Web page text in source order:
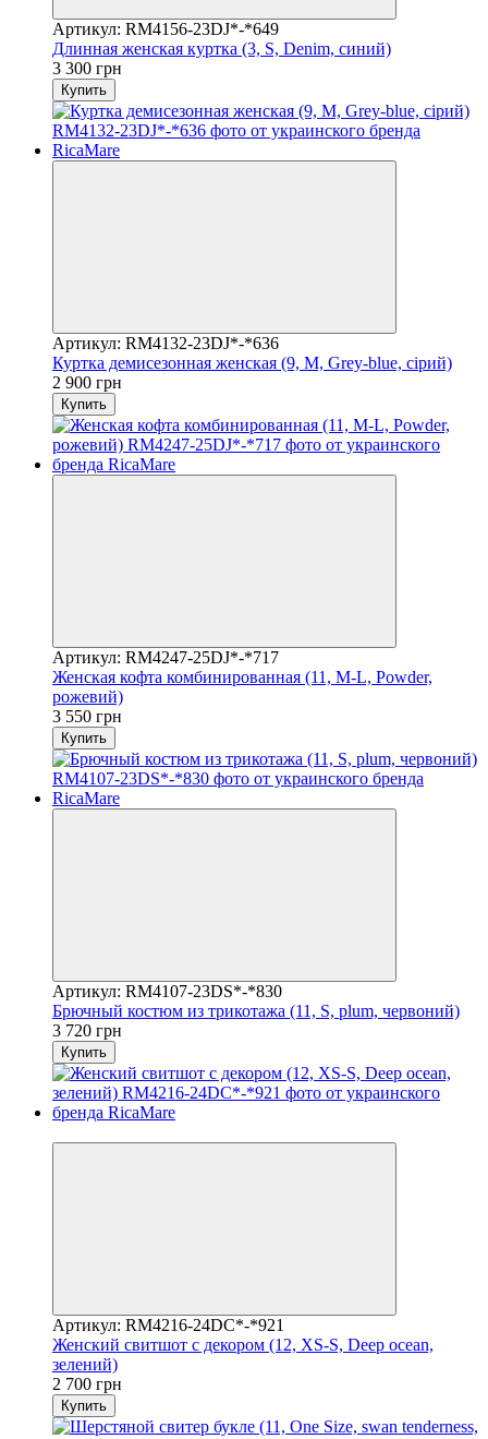
Артикул: RM4156-23DJ*-*649
Длинная женская куртка (3, S, Denim, синий)
3 300 грн
Купить
Артикул: RM4132-23DJ*-*636
Куртка демисезонная женская (9, M, Grey-blue, сірий)
2 900 грн
Купить
Артикул: RM4247-25DJ*-*717
Женская кофта комбинированная (11, M-L, Powder,
рожевий)
3 550 грн
Купить
Артикул: RM4107-23DS*-*830
Брючный костюм из трикотажа (11, S, plum, червоний)
3 720 грн
Купить
Артикул: RM4216-24DC*-*921
Женский свитшот с декором (12, XS-S, Deep ocean,
зелений)
2 700 грн
Купить